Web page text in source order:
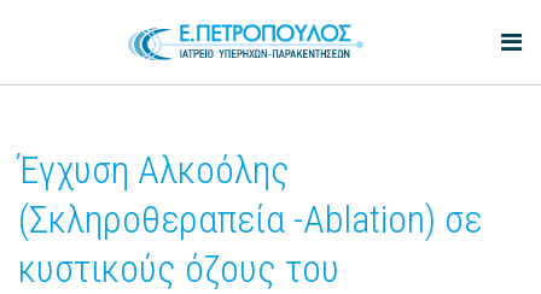
Έγχυση Αλκοόλης
(Σκληροθεραπεία -Ablation) σε
κυστικούς όζους του